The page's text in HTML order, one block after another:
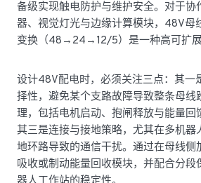
备级实现触电防护与维护安全。对于协
器、视觉灯光与边缘计算模块，48V母
变换（48→24→12/5）是一种高可扩展
设计48V配电时，必须关注三点：其一
择性，避免某个支路故障导致整条母线
理，包括电机启动、抱闸释放与能量回
其三是连接与接地策略，尤其在多机器
地环路导致的通信干扰。通过在母线侧
吸收或制动能量回收模块，并配合分段